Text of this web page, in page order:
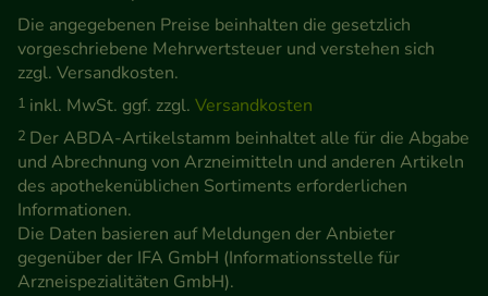
Die angegebenen Preise beinhalten die gesetzlich
vorgeschriebene Mehrwertsteuer und verstehen sich
zzgl. Versandkosten.
1 inkl. MwSt. ggf. zzgl. Versandkosten
2 Der ABDA-Artikelstamm beinhaltet alle für die Abgabe
und Abrechnung von Arzneimitteln und anderen Artikeln
des apothekenüblichen Sortiments erforderlichen
Informationen.
Die Daten basieren auf Meldungen der Anbieter
gegenüber der IFA GmbH (Informationsstelle für
Arzneispezialitäten GmbH).